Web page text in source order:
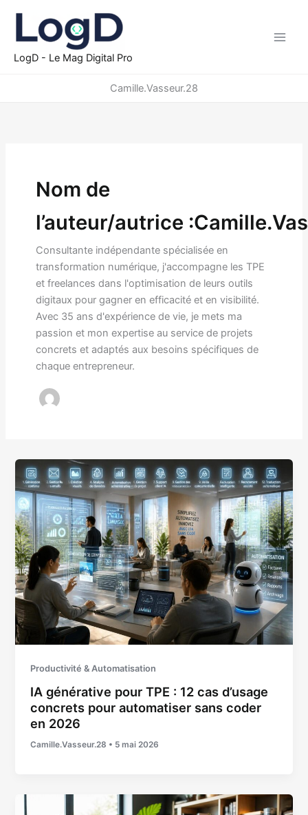
contenu
LogD - Le Mag Digital Pro
Camille.Vasseur.28
Nom de
l’auteur/autrice
Consultante indépendante spécialisée en
transformation numérique, j'accompagne les TPE
et freelances dans l'optimisation de leurs outils
digitaux pour gagner en efficacité et en visibilité.
Avec 35 ans d'expérience de vie, je mets ma
passion et mon expertise au service de projets
concrets et adaptés aux besoins spécifiques de
chaque entrepreneur.
Productivité & Automatisation
IA générative pour TPE : 12 cas d’usage
concrets pour automatiser sans coder
en 2026
Camille.Vasseur.28 • 5 mai 2026